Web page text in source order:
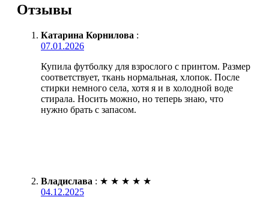
Отзывы
Катарина Корнилова :
07.01.2026
Купила футболку для взрослого с принтом. Размер
соответствует, ткань нормальная, хлопок. После
стирки немного села, хотя я и в холодной воде
стирала. Носить можно, но теперь знаю, что
нужно брать с запасом.
Владислава : ★ ★ ★ ★ ★
04.12.2025